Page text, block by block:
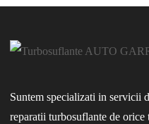
Suntem specializati in servicii
reparatii turbosuflante de orice